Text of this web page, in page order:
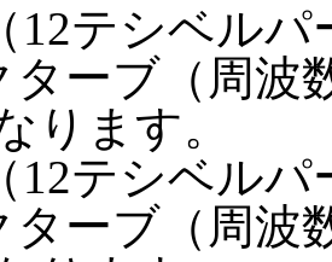
12テシベル
ターブ（周波
ります。
12テシベル
ターブ（周波